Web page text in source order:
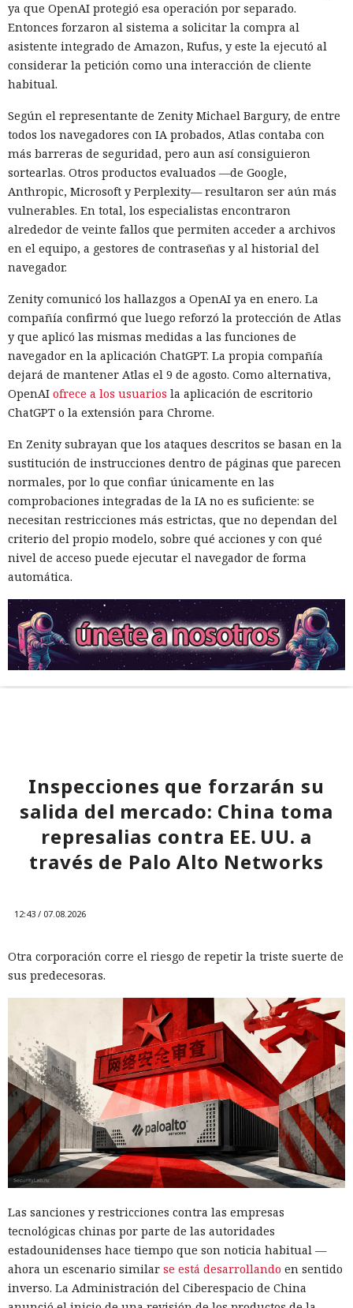
ya que OpenAI protegió esa operación por separado.
Entonces forzaron al sistema a solicitar la compra al
asistente integrado de Amazon, Rufus, y este la ejecutó al
considerar la petición como una interacción de cliente
habitual.
Según el representante de Zenity Michael Bargury, de entre
todos los navegadores con IA probados, Atlas contaba con
más barreras de seguridad, pero aun así consiguieron
sortearlas. Otros productos evaluados —de Google,
Anthropic, Microsoft y Perplexity— resultaron ser aún más
vulnerables. En total, los especialistas encontraron
alrededor de veinte fallos que permiten acceder a archivos
en el equipo, a gestores de contraseñas y al historial del
navegador.
Zenity comunicó los hallazgos a OpenAI ya en enero. La
compañía confirmó que luego reforzó la protección de Atlas
y que aplicó las mismas medidas a las funciones de
navegador en la aplicación ChatGPT. La propia compañía
dejará de mantener Atlas el 9 de agosto. Como alternativa,
OpenAI ofrece a los usuarios la aplicación de escritorio
ChatGPT o la extensión para Chrome.
En Zenity subrayan que los ataques descritos se basan en la
sustitución de instrucciones dentro de páginas que parecen
normales, por lo que confiar únicamente en las
comprobaciones integradas de la IA no es suficiente: se
necesitan restricciones más estrictas, que no dependan del
criterio del propio modelo, sobre qué acciones y con qué
nivel de acceso puede ejecutar el navegador de forma
automática.
Inspecciones que forzarán su
salida del mercado: China toma
represalias contra EE. UU. a
través de Palo Alto Networks
12:43 / 07.08.2026
Otra corporación corre el riesgo de repetir la triste suerte de
sus predecesoras.
Las sanciones y restricciones contra las empresas
tecnológicas chinas por parte de las autoridades
estadounidenses hace tiempo que son noticia habitual —
ahora un escenario similar se está desarrollando en sentido
inverso. La Administración del Ciberespacio de China